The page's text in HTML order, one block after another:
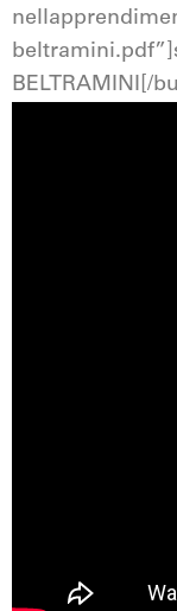
BELTRAMINI[/